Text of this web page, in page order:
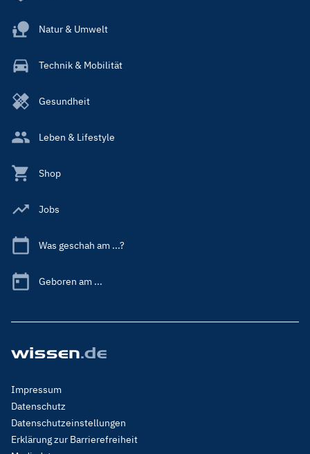
Natur & Umwelt
Technik & Mobilität
Gesundheit
Leben & Lifestyle
Shop
Jobs
Was geschah am ...?
Geboren am ...
Footer
Menu
Legal
Impressum
Datenschutz
Datenschutzeinstellungen
Erklärung zur Barrierefreiheit